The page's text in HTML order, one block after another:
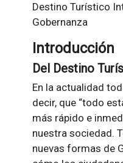
Destino Turístico
Gobernanza
Introducción
Del Destino
En la actualidad
decir, que “todo
más rápido e
nuestra sociedad.
nuevas formas de